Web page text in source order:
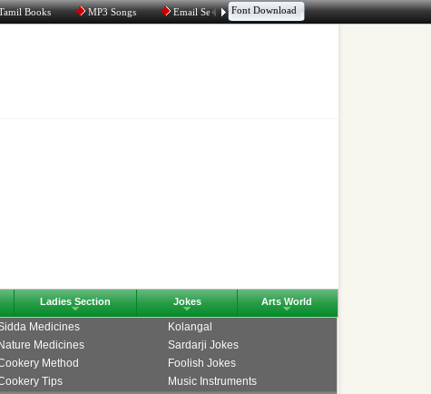
Books MP3 Songs Email Service Aggregator Tamil Chat
Font Download
Ladies Section Jokes Arts World
Medicines
Nature Medicines
Method
Tips
Kolangal
Sardarji Jokes
Foolish Jokes
Music Instruments